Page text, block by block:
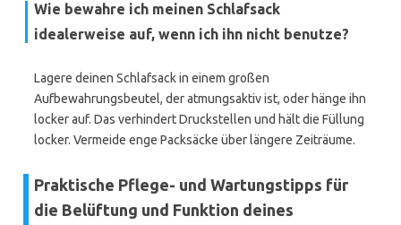
Wie bewahre ich meinen Schlafsack
idealerweise auf, wenn ich ihn nicht benutze?
Lagere deinen Schlafsack in einem großen
Aufbewahrungsbeutel, der atmungsaktiv ist, oder hänge ihn
locker auf. Das verhindert Druckstellen und hält die Füllung
locker. Vermeide enge Packsäcke über längere Zeiträume.
Praktische Pflege- und Wartungstipps für
die Belüftung und Funktion deines